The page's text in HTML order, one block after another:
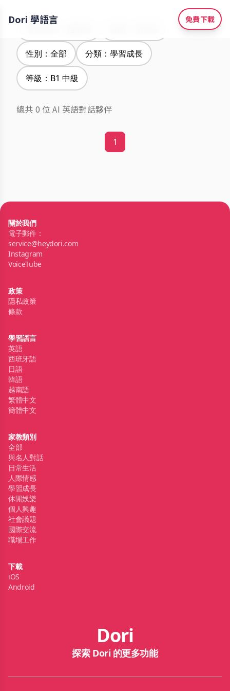
Dori 學語言 免費下載
性別：全部 分類：學習成長
等級：B1 中級
總共 0 位 AI 英語對話夥伴
1
關於我們
電子郵件：
service@heydori.com
Instagram
VoiceTube
政策
隱私政策
條款
學習語言
英語
西班牙語
日語
韓語
越南語
繁體中文
簡體中文
家教類別
全部
與名人對話
日常生活
人際情感
學習成長
休閒娛樂
個人興趣
社會議題
國際交流
職場工作
下載
iOS
Android
Dori
探索 Dori 的更多功能